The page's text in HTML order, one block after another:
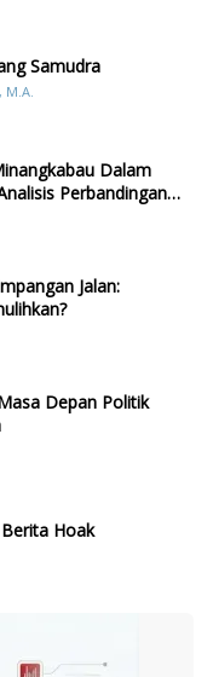
Samudra
Dalam
Perbandingan
Jalan:
Depan Politik
Hoak